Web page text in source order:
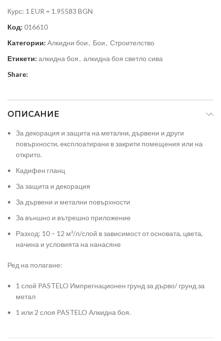
Курс: 1 EUR = 1.95583 BGN
Код: 016610
Категории: Алкидни бои, Бои, Строителство
Етикети: алкидна боя, алкидна боя светло сива
Share:
ОПИСАНИЕ
За декорация и защита на метални, дървени и други
повърхности, експлоатирани в закрити помещения или на
открито.
Кадифен гланц
За защита и декорация
За дървени и метални повърхности
За външно и вътрешно приложение
Разход: 10 – 12 м²/л/слой в зависимост от основата, цвета,
начина и условията на нанасяне
Ред на полагане:
1 слой PASTELO Импрегнационен грунд за дърво/ грунд за
метал
1 или 2 слоя PASTELO Алкидна боя.